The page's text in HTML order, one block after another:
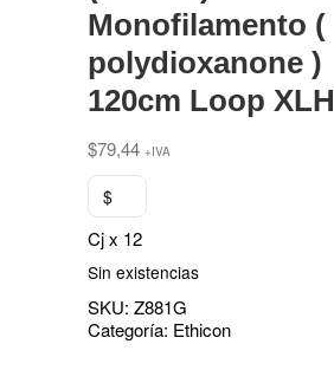
Monofilamento (
polydioxanone )
120cm Loop XLH
$79,44 +IVA
$
Cj x 12
Sin existencias
SKU: Z881G
Categoría: Ethicon